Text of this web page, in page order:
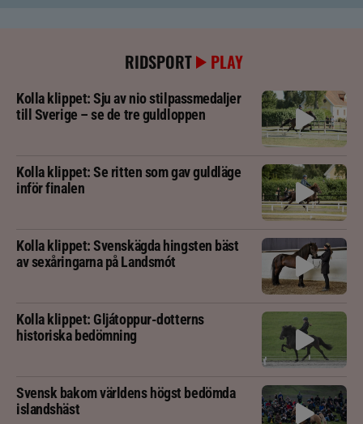
RIDSPORT PLAY
Kolla klippet: Sju av nio stilpassmedaljer
till Sverige – se de tre guldloppen
Kolla klippet: Se ritten som gav guldläge
inför finalen
Kolla klippet: Svenskägda hingsten bäst
av sexåringarna på Landsmót
Kolla klippet: Gljátoppur-dotterns
historiska bedömning
Svensk bakom världens högst bedömda
islandshäst